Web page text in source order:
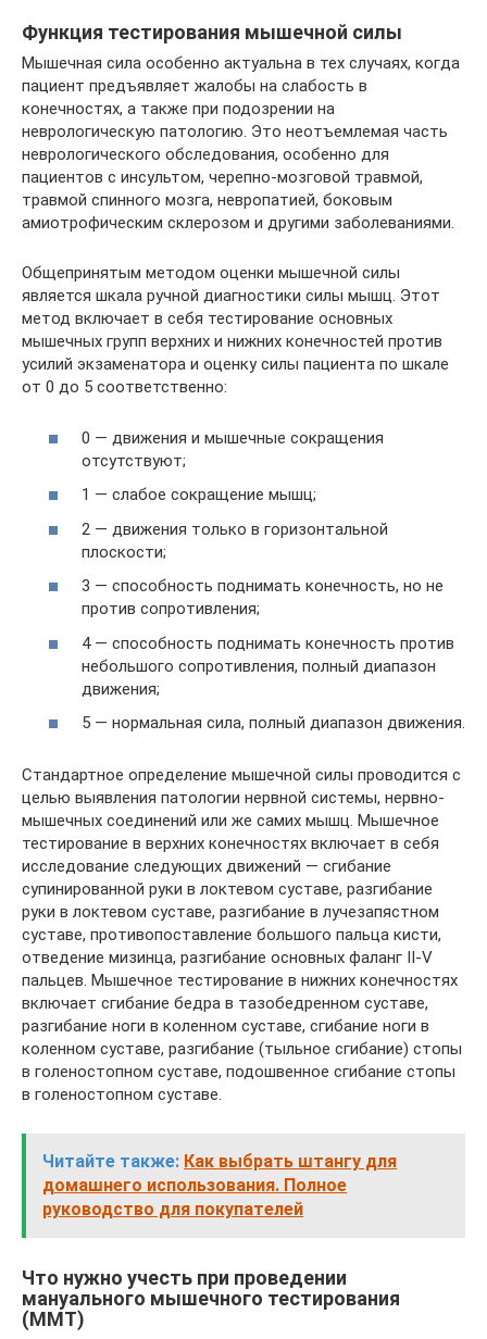
Функция тестирования мышечной силы
Мышечная сила особенно актуальна в тех случаях, когда
пациент предъявляет жалобы на слабость в
конечностях, а также при подозрении на
неврологическую патологию. Это неотъемлемая часть
неврологического обследования, особенно для
пациентов с инсультом, черепно-мозговой травмой,
травмой спинного мозга, невропатией, боковым
амиотрофическим склерозом и другими заболеваниями.
Общепринятым методом оценки мышечной силы
является шкала ручной диагностики силы мышц. Этот
метод включает в себя тестирование основных
мышечных групп верхних и нижних конечностей против
усилий экзаменатора и оценку силы пациента по шкале
от 0 до 5 соответственно:
0 — движения и мышечные сокращения
отсутствуют;
1 — слабое сокращение мышц;
2 — движения только в горизонтальной
плоскости;
3 — способность поднимать конечность, но не
против сопротивления;
4 — способность поднимать конечность против
небольшого сопротивления, полный диапазон
движения;
5 — нормальная сила, полный диапазон движения.
Стандартное определение мышечной силы проводится с
целью выявления патологии нервной системы, нервно-
мышечных соединений или же самих мышц. Мышечное
тестирование в верхних конечностях включает в себя
исследование следующих движений — сгибание
супинированной руки в локтевом суставе, разгибание
руки в локтевом суставе, разгибание в лучезапястном
суставе, противопоставление большого пальца кисти,
отведение мизинца, разгибание основных фаланг II-V
пальцев. Мышечное тестирование в нижних конечностях
включает сгибание бедра в тазобедренном суставе,
разгибание ноги в коленном суставе, сгибание ноги в
коленном суставе, разгибание (тыльное сгибание) стопы
в голеностопном суставе, подошвенное сгибание стопы
в голеностопном суставе.
Читайте также: Как выбрать штангу для
домашнего использования. Полное
руководство для покупателей
Что нужно учесть при проведении
мануального мышечного тестирования
(ММТ)